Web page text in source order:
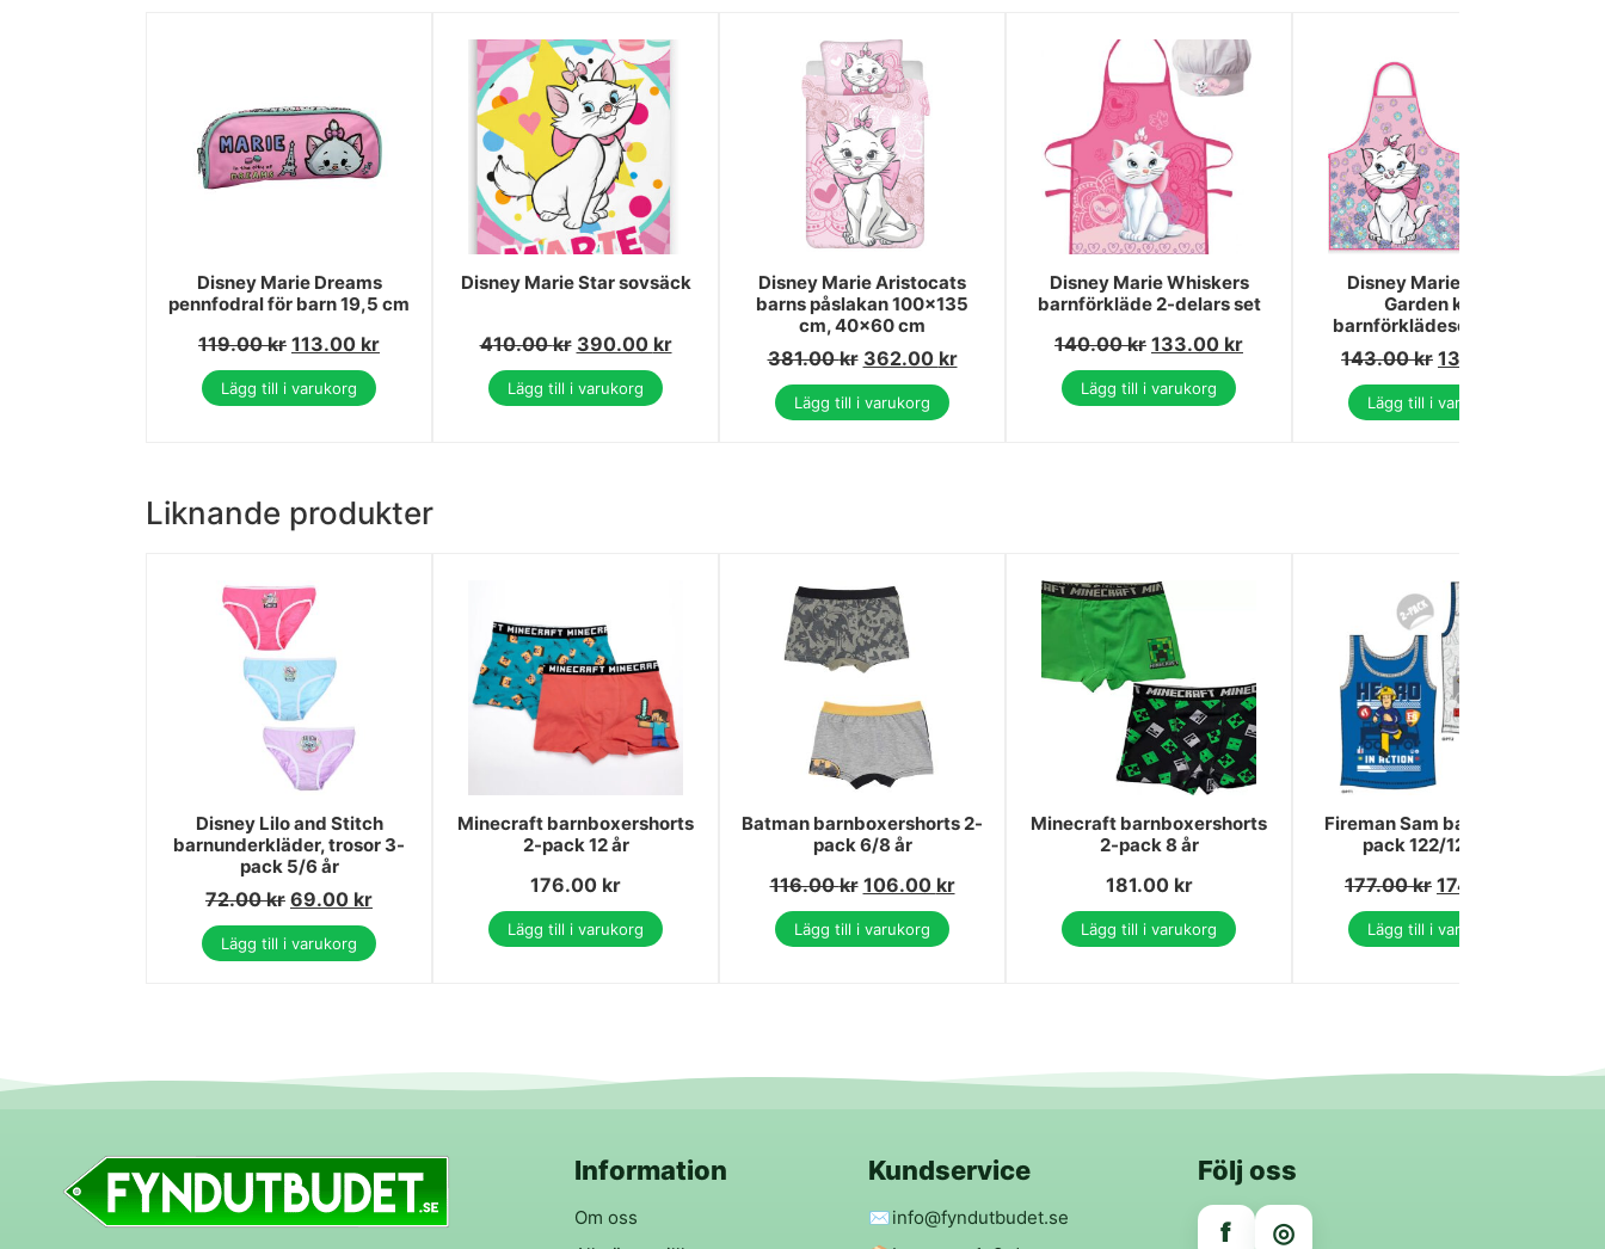
Disney Marie Dreams
pennfodral för barn 19,5 cm
119.00kr 113.00 kr
Lägg till i varukorg
Disney Marie Star sovsäck
410.00kr 390.00 kr
Lägg till i varukorg
Disney Marie Aristocats
barns påslakan 100x135
cm, 40x60 cm
381.00kr 362.00 kr
Lägg till i varukorg
Disney Marie Whiskers
barnförkläde 2-delars set
140.00kr 133.00 kr
Lägg till i varukorg
Disney Marie Flower
Garden katt
barnförklädeset 2 delar
143.00kr 136.00
Lägg till i varukorg
Liknande produkter
Disney Lilo and Stitch
barnunderkläder, trosor 3-
pack 5/6 år
72.00kr 69.00 kr
Lägg till i varukorg
Minecraft barnboxershorts
2-pack 12 år
176.00 kr
Lägg till i varukorg
Batman barnboxershorts 2-
pack 6/8 år
116.00kr 106.00 kr
Lägg till i varukorg
Minecraft barnboxershorts
2-pack 8 år
181.00 kr
Lägg till i varukorg
Fireman Sam barnlinne 2-
pack 122/128 cm
177.00kr 174.00
Lägg till i varukorg
Information
Om oss
Kundservice
✉️info@fyndutbudet.se
Följ oss
f ◎